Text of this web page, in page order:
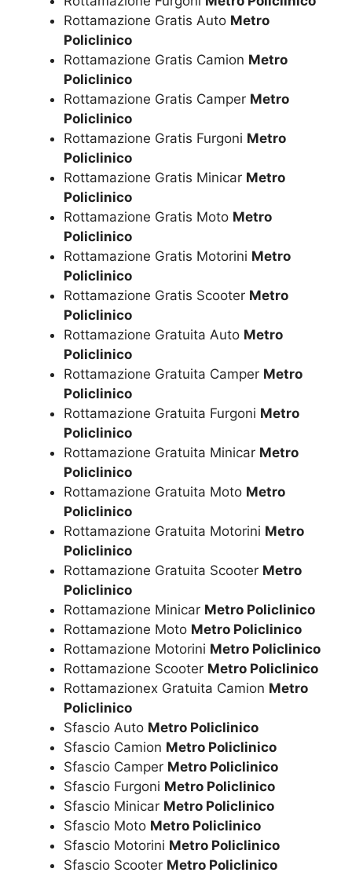
Rottamazione Gratis Auto Metro
Policlinico
Rottamazione Gratis Camion Metro
Policlinico
Rottamazione Gratis Camper Metro
Policlinico
Rottamazione Gratis Furgoni Metro
Policlinico
Rottamazione Gratis Minicar Metro
Policlinico
Rottamazione Gratis Moto Metro
Policlinico
Rottamazione Gratis Motorini Metro
Policlinico
Rottamazione Gratis Scooter Metro
Policlinico
Rottamazione Gratuita Auto Metro
Policlinico
Rottamazione Gratuita Camper Metro
Policlinico
Rottamazione Gratuita Furgoni Metro
Policlinico
Rottamazione Gratuita Minicar Metro
Policlinico
Rottamazione Gratuita Moto Metro
Policlinico
Rottamazione Gratuita Motorini Metro
Policlinico
Rottamazione Gratuita Scooter Metro
Policlinico
Rottamazione Minicar Metro Policlinico
Rottamazione Moto Metro Policlinico
Rottamazione Motorini Metro Policlinico
Rottamazione Scooter Metro Policlinico
Rottamazionex Gratuita Camion Metro
Policlinico
Sfascio Auto Metro Policlinico
Sfascio Camion Metro Policlinico
Sfascio Camper Metro Policlinico
Sfascio Furgoni Metro Policlinico
Sfascio Minicar Metro Policlinico
Sfascio Moto Metro Policlinico
Sfascio Motorini Metro Policlinico
Sfascio Scooter Metro Policlinico